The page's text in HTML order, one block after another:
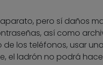
pero sí daños
así como
de los teléfonos, usar
el ladrón no podrá